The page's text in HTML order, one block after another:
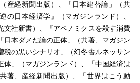
産経新聞出版）、「日本建替論」（共
の日本経済学』（マガジンランド）、
文社新書）、『アベノミクスを殺す消費
日本ダメだ論の正体」（共著、マガジン
税の黒いシナリオ」（幻冬舎ルネッサン
体」（マガジンランド）、「中国経済は
著、産経新聞出版）、「世界はこう動